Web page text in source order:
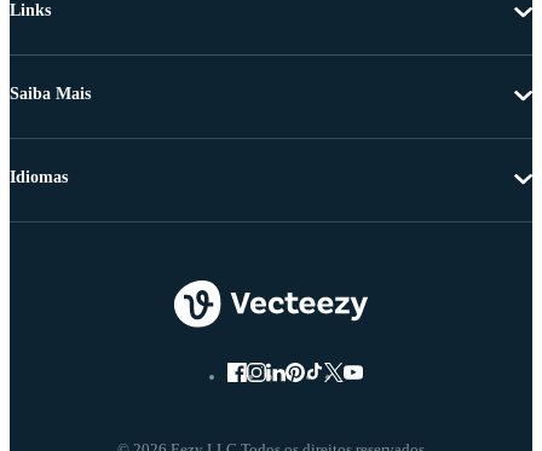
Links
Saiba Mais
Idiomas